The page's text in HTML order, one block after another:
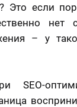
если
нет
– у
SEO-